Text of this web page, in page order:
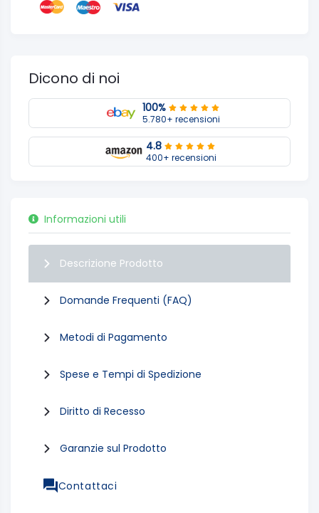
Dicono di noi
100%
5.780+ recensioni
4.8
400+ recensioni
Informazioni utili
Descrizione Prodotto
Domande Frequenti (FAQ)
Metodi di Pagamento
Spese e Tempi di Spedizione
Diritto di Recesso
Garanzie sul Prodotto
Contattaci